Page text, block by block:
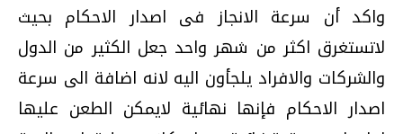
واكد أن سرعة الانجاز فى اصدار الاحكام بحيث
لاتستغرق اكثر من شهر واحد جعل الكثير من الدول
والشركات والافراد يلجأون اليه لانه اضافة الى سرعة
اصدار الاحكام فإنها نهائية لايمكن الطعن عليها